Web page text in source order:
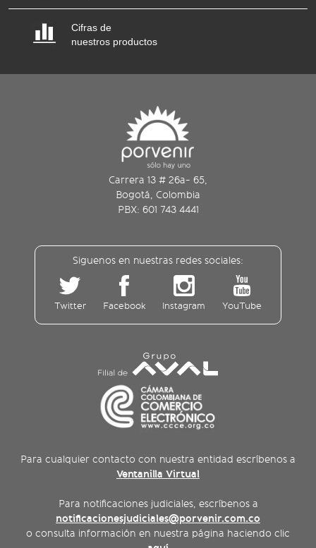
Cifras de
nuestros productos
Carrera 13 # 26a- 65,
Bogotá, Colombia
PBX: 601 743 4441
Siguenos en nuestras redes sociales:
Twitter Facebook Instagram YouTube
Para cualquier contacto con nuestra entidad escríbenos a
Ventanilla Virtual
Para notificaciones judiciales, escríbenos a
notificacionesjudiciales@porvenir.com.co
o consulta información en nuestra página haciendo clic